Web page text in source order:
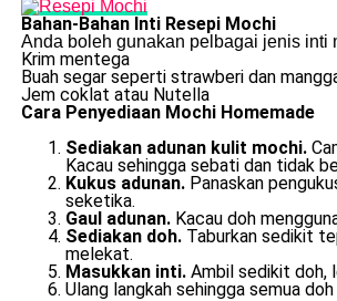
Bahan-Bahan Inti Resepi Mochi
Anda boleh gunakan pelbagai jenis inti
Krim mentega
Buah segar seperti strawberi dan
Jem coklat atau Nutella
Cara Penyediaan Mochi Homemade
Sediakan adunan kulit mochi.
Kacau sehingga sebati dan tidak
Kukus adunan.Panaskan
seketika.
Gaul adunan.Kacau doh
Sediakan doh.Taburkan sedikit
melekat.
Masukkan inti.Ambil sedikit doh,
Ulang langkah sehingga semua